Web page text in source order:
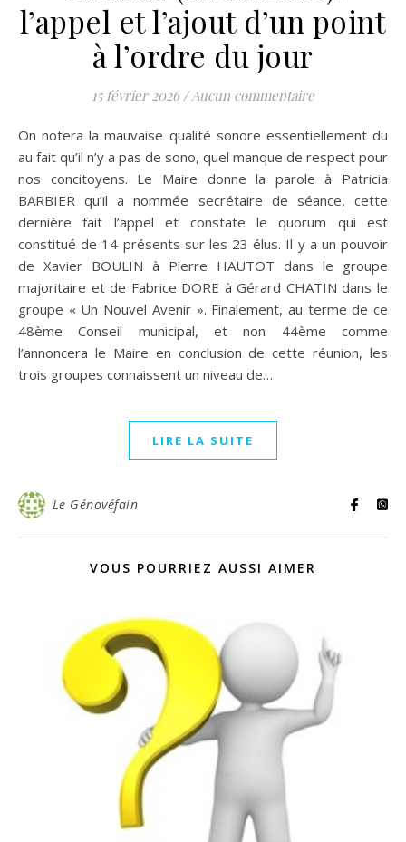
l’appel et l’ajout d’un point
à l’ordre du jour
15 février 2026 /Aucun commentaire
On notera la mauvaise qualité sonore essentiellement du
au fait qu’il n’y a pas de sono, quel manque de respect pour
nos concitoyens. Le Maire donne la parole à Patricia
BARBIER qu’il a nommée secrétaire de séance, cette
dernière fait l’appel et constate le quorum qui est
constitué de 14 présents sur les 23 élus. Il y a un pouvoir
de Xavier BOULIN à Pierre HAUTOT dans le groupe
majoritaire et de Fabrice DORE à Gérard CHATIN dans le
groupe « Un Nouvel Avenir ». Finalement, au terme de ce
48ème Conseil municipal, et non 44ème comme
l’annoncera le Maire en conclusion de cette réunion, les
trois groupes connaissent un niveau de…
LIRE LA SUITE
Le Génovéfain
VOUS POURRIEZ AUSSI AIMER